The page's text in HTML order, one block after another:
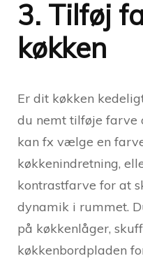
3. Tilføj
køkken
Er dit køkken
du nemt tilføje farve
kan fx vælge en
køkkenindretning,
kontrastfarve for at
dynamik i rummet.
på køkkenlåger,
køkkenbordpladen